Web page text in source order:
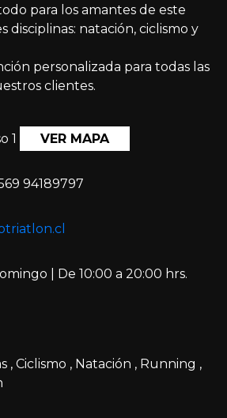
para los amantes de este
disciplinas: natación, ciclismo y
personalizada para todas las
clientes.
1 VER MAPA
94189797
| De 10:00 a 20:00 hrs.
Ciclismo Natación
Running